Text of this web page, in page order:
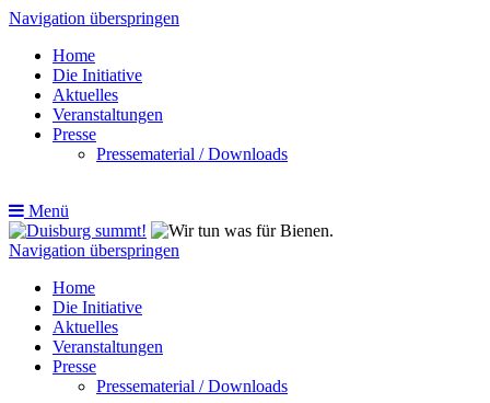
Navigation überspringen
Home
Die Initiative
Aktuelles
Veranstaltungen
Presse
Pressematerial / Downloads
Menü
Navigation überspringen
Home
Die Initiative
Aktuelles
Veranstaltungen
Presse
Pressematerial / Downloads